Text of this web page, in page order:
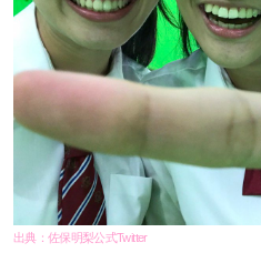
出典：佐保明梨公式Twitter